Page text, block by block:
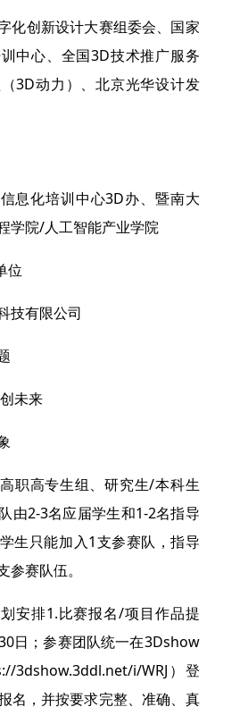
化创新设计大赛组委会、国家
中心、全国3D技术推广服务
3D动力）、北京光华设计发
息化培训中心3D办、暨南大
学院/人工智能产业学院
位
技有限公司
未来
职高专生组、研究生/本科生
由2-3名应届学生和1-2名指导
生只能加入1支参赛队，指导
参赛队伍。
安排1.比赛报名/项目作品提
日；参赛团队统一在3Dshow
3dshow.3ddl.net/i/WRJ）登
名，并按要求完整、准确、真